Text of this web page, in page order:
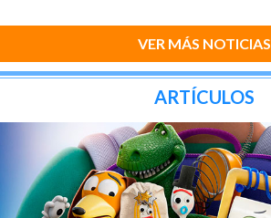
VER MÁS NOTICIAS
ARTÍCULOS